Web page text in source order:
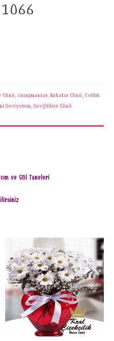
1066
Günü, Aranjmanlar, Babalar Günü, Evlilik
Seviyorum, Sevgililier Günü
ve Gül Taneleri